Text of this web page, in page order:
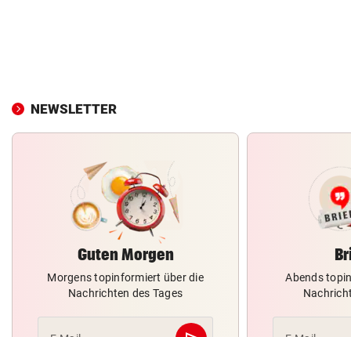
NEWSLETTER
Guten Morgen
Morgens topinformiert über die
Nachrichten des Tages
Abends